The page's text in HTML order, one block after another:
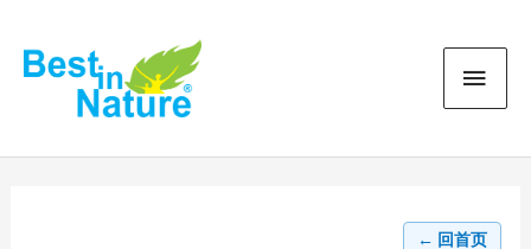
content
← 回首页